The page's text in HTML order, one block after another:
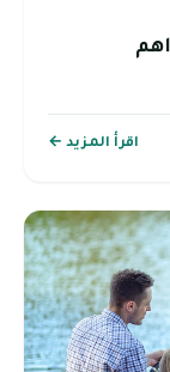
اقرأ المزيد ←